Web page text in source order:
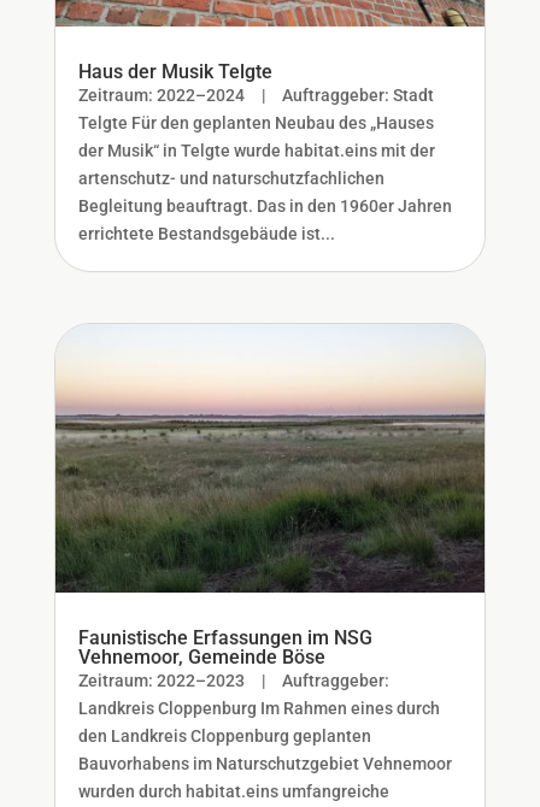
Haus der Musik Telgte
Zeitraum: 2022–2024 | Auftraggeber: Stadt
Telgte Für den geplanten Neubau des „Hauses
der Musik“ in Telgte wurde habitat.eins mit der
artenschutz- und naturschutzfachlichen
Begleitung beauftragt. Das in den 1960er Jahren
errichtete Bestandsgebäude ist...
Faunistische Erfassungen im NSG
Vehnemoor, Gemeinde Böse
Zeitraum: 2022–2023 | Auftraggeber:
Landkreis Cloppenburg Im Rahmen eines durch
den Landkreis Cloppenburg geplanten
Bauvorhabens im Naturschutzgebiet Vehnemoor
wurden durch habitat.eins umfangreiche